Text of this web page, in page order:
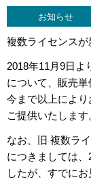
お知らせ
複数ライセンスが
2018年11月9日よ
について、販売単
今まで以上によ
ご提供いたします
なお、旧 複数ラ
につきましては
したが、すでに